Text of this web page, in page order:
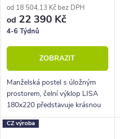
od 18 504,13 Kč bez DPH
od 22 390 Kč
4-6 Týdnů
ZOBRAZIT
Manželská postel s úložným
prostorem, čelní výklop LISA
180x220 představuje krásnou
postel s polohováním lůžka.
CZ výroba